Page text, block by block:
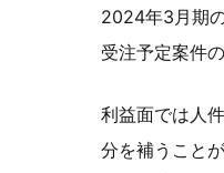
2024年3月期
受注予定案件
利益面では人
分を補うこと